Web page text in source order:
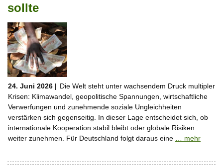
sollte
24. Juni 2026 | Die Welt steht unter wachsendem Druck multipler
Krisen: Klimawandel, geopolitische Spannungen, wirtschaftliche
Verwerfungen und zunehmende soziale Ungleichheiten
verstärken sich gegenseitig. In dieser Lage entscheidet sich, ob
internationale Kooperation stabil bleibt oder globale Risiken
weiter zunehmen. Für Deutschland folgt daraus eine … mehr